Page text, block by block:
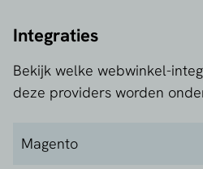
Bancontact
Billink
Integraties
Bekijk welke webwinkel-
deze providers worden
Magento